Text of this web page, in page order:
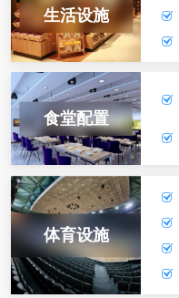
生活设施
食堂配置
体育设施